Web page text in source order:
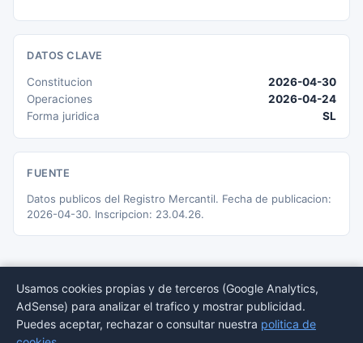
DATOS CLAVE
Constitucion
2026-04-30
Operaciones
2026-04-24
Forma juridica
SL
FUENTE
Datos publicos del Registro Mercantil. Fecha de publicacion:
2026-04-30. Inscripcion: 23.04.26.
© 2026 BORMEDirectorio — Datos publicos del Registro Mercantil
Provincias
Usamos cookies propias y de terceros (Google Analytics,
AdSense) para analizar el trafico y mostrar publicidad.
Puedes aceptar, rechazar o consultar nuestra politica de